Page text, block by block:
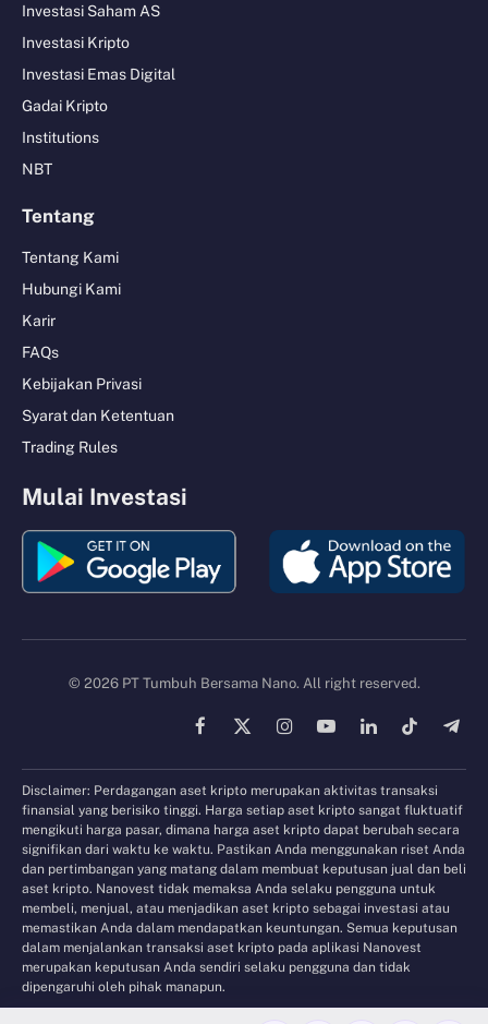
Investasi Saham AS
Investasi Kripto
Investasi Emas Digital
Gadai Kripto
Institutions
NBT
Tentang
Tentang Kami
Hubungi Kami
Karir
FAQs
Kebijakan Privasi
Syarat dan Ketentuan
Trading Rules
Mulai Investasi
© 2026 PT Tumbuh Bersama Nano. All right reserved.
Facebook
X
InstagramYouTubeLinkedInTikTok
Disclaimer: Perdagangan aset kripto merupakan aktivitas transaksi
finansial yang berisiko tinggi. Harga setiap aset kripto sangat fluktuatif
mengikuti harga pasar, dimana harga aset kripto dapat berubah secara
signifikan dari waktu ke waktu. Pastikan Anda menggunakan riset Anda
dan pertimbangan yang matang dalam membuat keputusan jual dan beli
aset kripto. Nanovest tidak memaksa Anda selaku pengguna untuk
membeli, menjual, atau menjadikan aset kripto sebagai investasi atau
memastikan Anda dalam mendapatkan keuntungan. Semua keputusan
dalam menjalankan transaksi aset kripto pada aplikasi Nanovest
merupakan keputusan Anda sendiri selaku pengguna dan tidak
dipengaruhi oleh pihak manapun.